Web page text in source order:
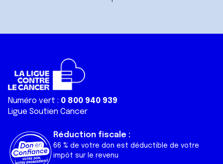
Numéro vert : 0 800 940 939
Ligue Soutien Cancer
Réduction fiscale :
66 % de votre don est déductible de votre
impôt sur le revenu